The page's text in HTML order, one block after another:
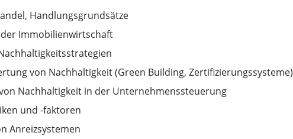
Handlungsgrundsätze
Immobilienwirtschaft
von Nachhaltigkeit (Green Building, Zertifizierungssysteme)
Nachhaltigkeit in der Unternehmenssteuerung
und -faktoren
Anreizsystemen